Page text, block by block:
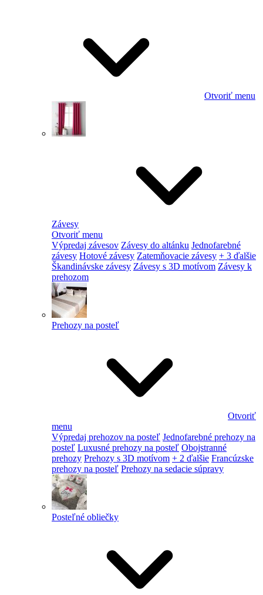
Otvoriť menu
Závesy
Otvoriť menu
Výpredaj závesov Závesy do altánku Jednofarebné
závesy Hotové závesy Zatemňovacie závesy + 3 ďalšie
Škandinávske závesy Závesy s 3D motívom Závesy k
prehozom
Prehozy na posteľ
Otvoriť
menu
Výpredaj prehozov na posteľ Jednofarebné prehozy na
posteľ Luxusné prehozy na posteľ Obojstranné
prehozy Prehozy s 3D motívom + 2 ďalšie Francúzske
prehozy na posteľ Prehozy na sedacie súpravy
Posteľné obliečky